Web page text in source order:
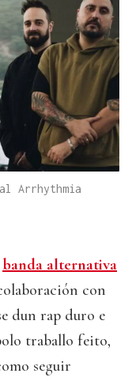
Arrhythmia
banda alternativa
con
dun rap duro e
traballo feito,
seguir